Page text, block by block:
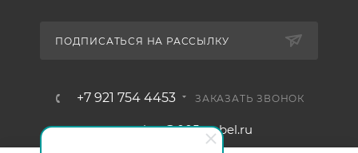
ПОДПИСАТЬСЯ НА РАССЫЛКУ
+7 921 754 4453 ЗАКАЗАТЬ ЗВОНОК
zakaz@005mebel.ru